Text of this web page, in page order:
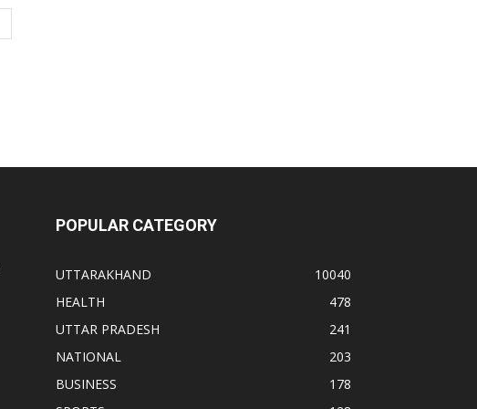
POPULAR CATEGORY
UTTARAKHAND
10040
HEALTH
478
UTTAR PRADESH
241
NATIONAL
203
BUSINESS
178